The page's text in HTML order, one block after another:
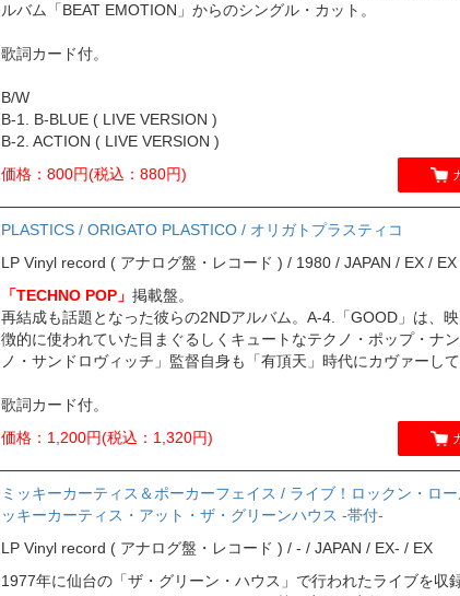
ルバム「BEAT EMOTION」からのシングル・カット。
歌詞カード付。
B/W
B-1. B-BLUE ( LIVE VERSION )
B-2. ACTION ( LIVE VERSION )
価格：800円(税込：880円)
PLASTICS / ORIGATO PLASTICO / オリガトプラスティコ
LP Vinyl record ( アナログ盤・レコード ) / 1980 / JAPAN / EX / EX
「TECHNO POP」 掲載盤。
再結成も話題となった彼らの2NDアルバム。A-4.「GOOD」は、
徴的に使われていた目まぐるしくキュートなテクノ・ポップ・ナ
ノ・サンドロヴィッチ」監督自身も「有頂天」時代にカヴァーして
歌詞カード付。
価格：1,200円(税込：1,320円)
ミッキーカーティス＆ポーカーフェイス / ライブ！ロックン・ロ
ッキーカーティス・アット・ザ・グリーンハウス -帯付-
LP Vinyl record ( アナログ盤・レコード ) / - / JAPAN / EX- / EX
1977年に仙台の「ザ・グリーン・ハウス」で行われたライブを収